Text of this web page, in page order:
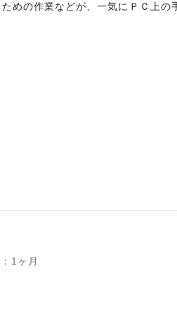
めの作業などが、一気にＰＣ上の
： 1ヶ月